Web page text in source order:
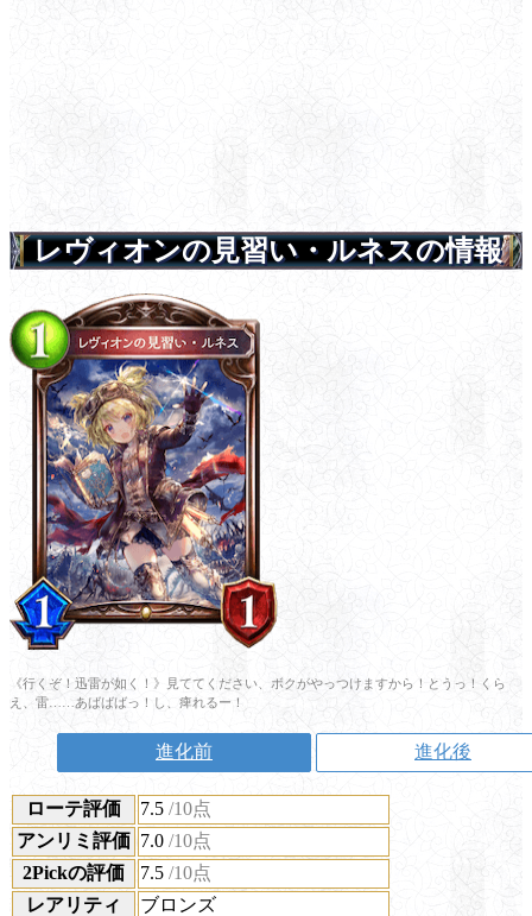
レヴィオンの見習い・ルネスの情報
《行くぞ！迅雷が如く！》見ててください、ボクがやっつけますから！とうっ！くら
え、雷……あばばばっ！し、痺れるー！
進化前 進化後
ローテ評価 7.5 /10点
アンリミ評価 7.0 /10点
2Pickの評価
7.5 /10点
レアリティ
ブロンズ